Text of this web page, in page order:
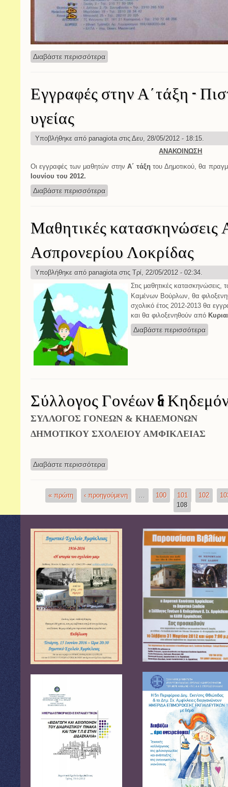
Διαβάστε περισσότερα
Εγγραφές στην Α΄τάξη -
υγείας
Υποβλήθηκε από panagiotaστις Δευ, 28/05/2012 - 18:15.
ΑΝΑΚΟΙΝΩΣΗ
Οι εγγραφές των μαθητών στηνΑ΄ τάξητου Δημοτικού,θα
Ιουνίου του 2012.
Διαβάστε περισσότερα
Μαθητικές κατασκηνώσεις
Ασπρονερίου Λοκρίδας
Υποβλήθηκε από panagiotaστις Τρί, 22/05/2012 - 02:34.
Στις μαθητικές κατασκηνώσεις,
Καμένων Βούρλων, θα
σχολικό έτος 2012-2013 θα
και θα φιλοξενηθούν από
Διαβάστε περισσότερα
Σύλλογος Γονέων &
ΣΥΛΛΟΓΟΣ ΓΟΝΕΩΝ & ΚΗΔΕΜΟΝΩΝ
ΔΗΜΟΤΙΚΟΥ ΣΧΟΛΕΙΟΥ ΑΜΦΙΚΛΕΙΑΣ
Διαβάστε περισσότερα
Σελίδες
« πρώτη ‹ προηγούμενη … 100 101 102
108